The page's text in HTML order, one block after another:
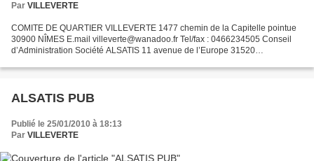
Par VILLEVERTE
COMITE DE QUARTIER VILLEVERTE 1477 chemin de la Capitelle pointue
30900 NÎMES E.mail villeverte@wanadoo.fr Tel/fax : 0466234505 Conseil
d’Administration Société ALSATIS 11 avenue de l’Europe 31520
ALSATIS PUB
Publié le 25/01/2010 à 18:13
Par VILLEVERTE